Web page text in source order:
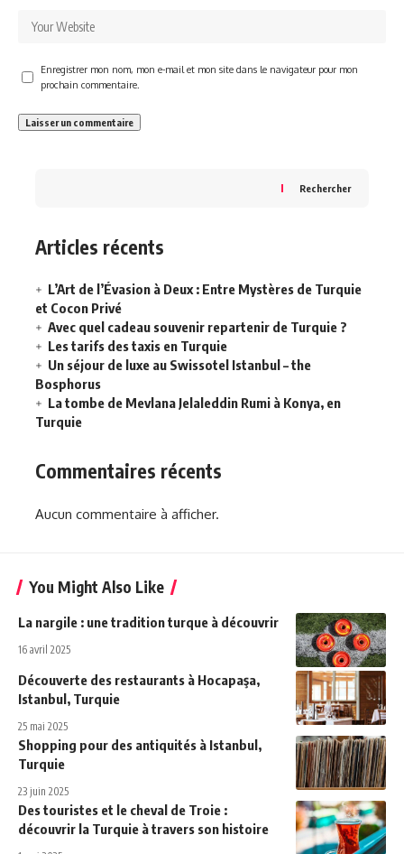
Enregistrer mon nom, mon e-mail et mon site dans le navigateur pour mon
prochain commentaire.
Rechercher
Articles récents
L’Art de l’Évasion à Deux : Entre Mystères de Turquie
et Cocon Privé
Avec quel cadeau souvenir repartenir de Turquie ?
Les tarifs des taxis en Turquie
Un séjour de luxe au Swissotel Istanbul – the
Bosphorus
La tombe de Mevlana Jelaleddin Rumi à Konya, en
Turquie
Commentaires récents
Aucun commentaire à afficher.
You Might Also Like
La nargile : une tradition turque à découvrir
16 avril 2025
Découverte des restaurants à Hocapaşa,
Istanbul, Turquie
25 mai 2025
Shopping pour des antiquités à Istanbul,
Turquie
23 juin 2025
Des touristes et le cheval de Troie :
découvrir la Turquie à travers son histoire